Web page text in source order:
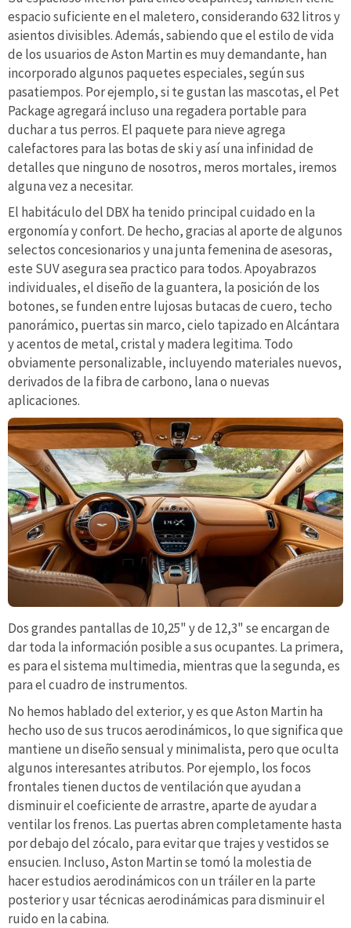
espacio suficiente en el maletero, considerando 632 litros y
asientos divisibles. Además, sabiendo que el estilo de vida
de los usuarios de Aston Martin es muy demandante, han
incorporado algunos paquetes especiales, según sus
pasatiempos. Por ejemplo, si te gustan las mascotas, el Pet
Package agregará incluso una regadera portable para
duchar a tus perros. El paquete para nieve agrega
calefactores para las botas de ski y así una infinidad de
detalles que ninguno de nosotros, meros mortales, iremos
alguna vez a necesitar.
El habitáculo del DBX ha tenido principal cuidado en la
ergonomía y confort. De hecho, gracias al aporte de algunos
selectos concesionarios y una junta femenina de asesoras,
este SUV asegura sea practico para todos. Apoyabrazos
individuales, el diseño de la guantera, la posición de los
botones, se funden entre lujosas butacas de cuero, techo
panorámico, puertas sin marco, cielo tapizado en Alcántara
y acentos de metal, cristal y madera legitima. Todo
obviamente personalizable, incluyendo materiales nuevos,
derivados de la fibra de carbono, lana o nuevas
aplicaciones.
Dos grandes pantallas de 10,25" y de 12,3" se encargan de
dar toda la información posible a sus ocupantes. La primera,
es para el sistema multimedia, mientras que la segunda, es
para el cuadro de instrumentos.
No hemos hablado del exterior, y es que Aston Martin ha
hecho uso de sus trucos aerodinámicos, lo que significa que
mantiene un diseño sensual y minimalista, pero que oculta
algunos interesantes atributos. Por ejemplo, los focos
frontales tienen ductos de ventilación que ayudan a
disminuir el coeficiente de arrastre, aparte de ayudar a
ventilar los frenos. Las puertas abren completamente hasta
por debajo del zócalo, para evitar que trajes y vestidos se
ensucien. Incluso, Aston Martin se tomó la molestia de
hacer estudios aerodinámicos con un tráiler en la parte
posterior y usar técnicas aerodinámicas para disminuir el
ruido en la cabina.